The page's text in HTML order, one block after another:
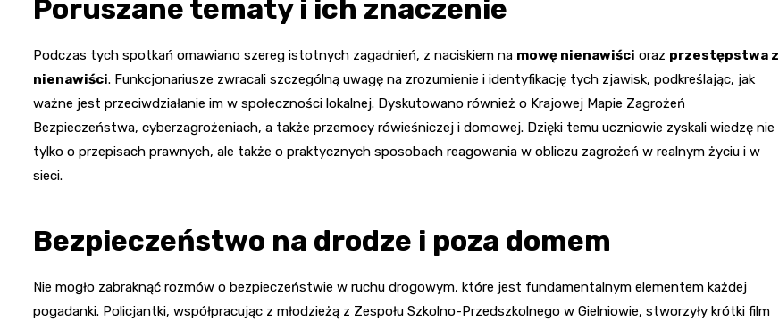
Poruszane tematy i ich znaczenie
Podczas tych spotkań omawiano szereg istotnych zagadnień, z naciskiem na mowę nienawiści oraz przestępstwa z
nienawiści. Funkcjonariusze zwracali szczególną uwagę na zrozumienie i identyfikację tych zjawisk, podkreślając, jak
ważne jest przeciwdziałanie im w społeczności lokalnej. Dyskutowano również o Krajowej Mapie Zagrożeń
Bezpieczeństwa, cyberzagrożeniach, a także przemocy rówieśniczej i domowej. Dzięki temu uczniowie zyskali wiedzę nie
tylko o przepisach prawnych, ale także o praktycznych sposobach reagowania w obliczu zagrożeń w realnym życiu i w
sieci.
Bezpieczeństwo na drodze i poza domem
Nie mogło zabraknąć rozmów o bezpieczeństwie w ruchu drogowym, które jest fundamentalnym elementem każdej
pogadanki. Policjantki, współpracując z młodzieżą z Zespołu Szkolno-Przedszkolnego w Gielniowie, stworzyły krótki film